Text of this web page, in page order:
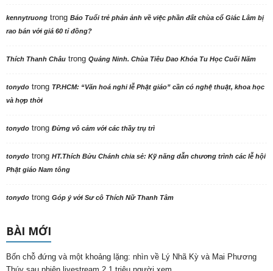
kennytruong trong Báo Tuổi trẻ phản ảnh về việc phần đất chùa cổ Giác Lâm bị
rao bán với giá 60 tỉ đồng?
Thích Thanh Châu trong Quảng Ninh. Chùa Tiêu Dao Khóa Tu Học Cuối Năm
tonydo trong TP.HCM: “Văn hoá nghi lễ Phật giáo” cần có nghệ thuật, khoa học
và hợp thời
tonydo trong Đừng vô cảm với các thầy trụ trì
tonydo trong HT.Thích Bửu Chánh chia sẻ: Kỹ năng dẫn chương trình các lễ hội
Phật giáo Nam tông
tonydo trong Góp ý với Sư cô Thích Nữ Thanh Tâm
BÀI MỚI
Bốn chỗ đứng và một khoảng lặng: nhìn về Lý Nhã Kỳ và Mai Phương